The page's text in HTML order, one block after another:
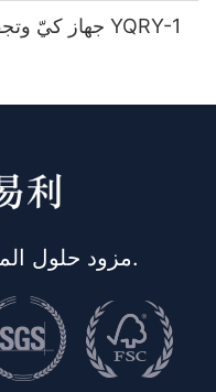
جهاز كيّ وتجفيف بالبخار ذكي لعارضات الأزياء YQRY-1
مزود حلول المعدات قبل وبعد الظهر.